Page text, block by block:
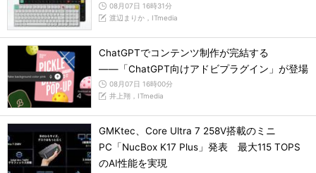
08月07日 16時31分
渡辺まりか，ITmedia
ChatGPTでコンテンツ制作が完結する
――「ChatGPT向けアドビプラグイン」が登場
08月07日 16時00分
井上翔，ITmedia
GMKtec、Core Ultra 7 258V搭載のミニ
PC「NucBox K17 Plus」発表 最大115 TOPS
のAI性能を実現